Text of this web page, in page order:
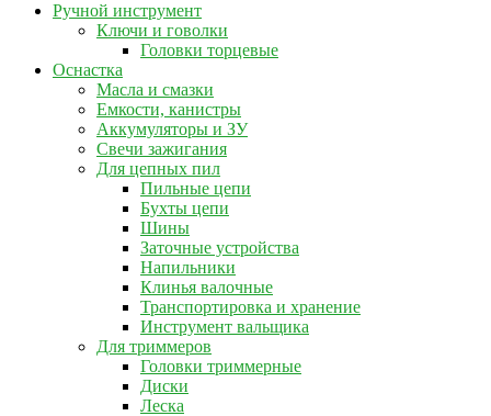
Ручной инструмент
Ключи и говолки
Головки торцевые
Оснастка
Масла и смазки
Емкости, канистры
Аккумуляторы и ЗУ
Свечи зажигания
Для цепных пил
Пильные цепи
Бухты цепи
Шины
Заточные устройства
Напильники
Клинья валочные
Транспортировка и хранение
Инструмент вальщика
Для триммеров
Головки триммерные
Диски
Леска